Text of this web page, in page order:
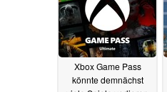
Xbox Game Pass
könnte demnächst